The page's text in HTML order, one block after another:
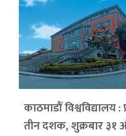
काठमाडौं विश्वविद्यालय :
तीन दशक, शुक्रबार ३१ औँ